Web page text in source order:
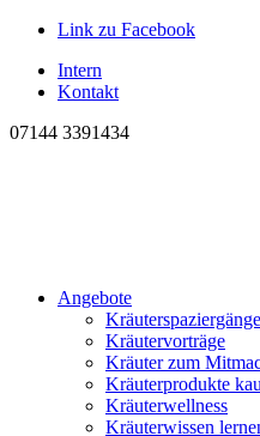
Link zu Facebook
Intern
Kontakt
07144 3391434
Angebote
Kräuterspaziergänge
Kräutervorträge
Kräuter zum
Kräuterprodukte
Kräuterwellness
Kräuterwissen